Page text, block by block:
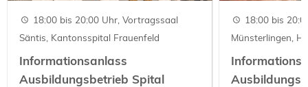
18:00 bis 20:00 Uhr, Vortragssaal
Säntis, Kantonsspital Frauenfeld
Informationsanlass
Ausbildungsbetrieb Spital
18:00 bis
Münsterlingen,